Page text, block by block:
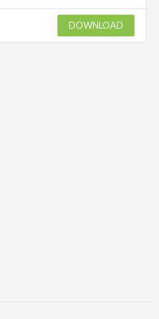
DOWNLOAD